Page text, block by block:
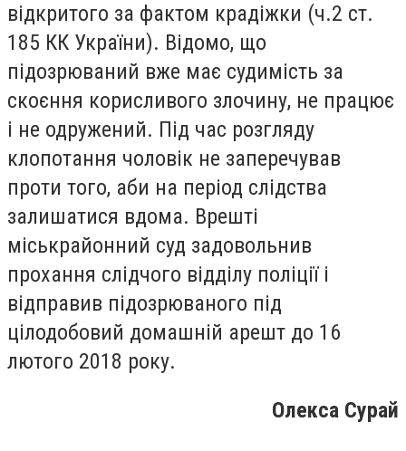
відкритого за фактом крадіжки (ч.2 ст.
185 КК України). Відомо, що
підозрюваний вже має судимість за
скоєння корисливого злочину, не працює
і не одружений. Під час розгляду
клопотання чоловік не заперечував
проти того, аби на період слідства
залишатися вдома. Врешті
міськрайонний суд задовольнив
прохання слідчого відділу поліції і
відправив підозрюваного під
цілодобовий домашній арешт до 16
лютого 2018 року.
Олекса Сурай